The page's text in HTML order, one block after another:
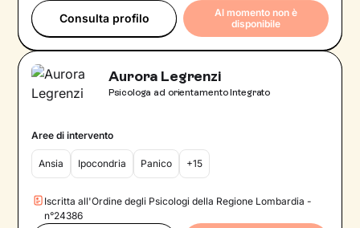
Consulta profilo
Al momento non è
disponibile
Aurora Legrenzi
Psicologa ad orientamento Integrato
Aree di intervento
Ansia Ipocondria Panico +15
Iscritta all'Ordine degli Psicologi della Regione Lombardia -
n°24386